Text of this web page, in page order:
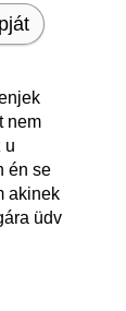
nem
u
én se
akinek
üdv